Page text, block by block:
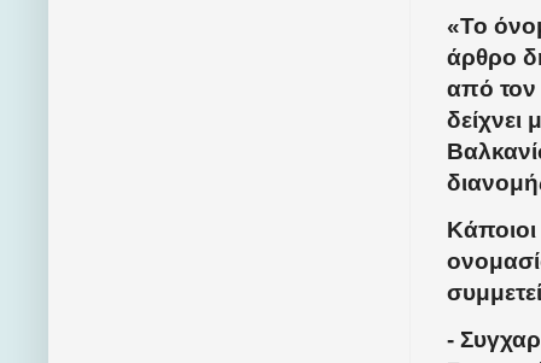
«Το
άρθρο
από
-